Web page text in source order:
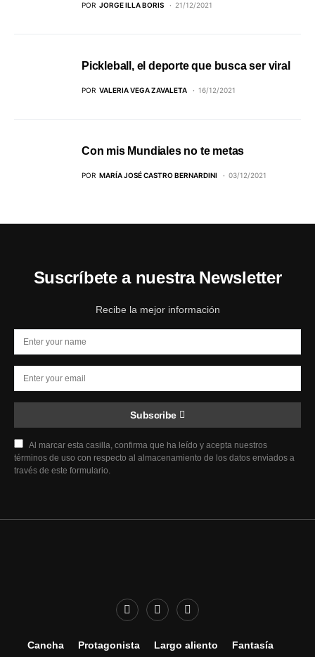
POR JORGE ILLA BORIS 21/12/2021
Pickleball, el deporte que busca ser viral
POR VALERIA VEGA ZAVALETA 16/12/2021
Con mis Mundiales no te metas
POR MARÍA JOSÉ CASTRO BERNARDINI 03/12/2021
Suscríbete a nuestra Newsletter
Recibe la mejor información
Subscribe
Al marcar esta casilla, confirma que ha leído y acepta nuestros
términos de uso con respecto al almacenamiento de los datos enviados a
través de este formulario.
Cancha Protagonista Largo aliento Fantasía